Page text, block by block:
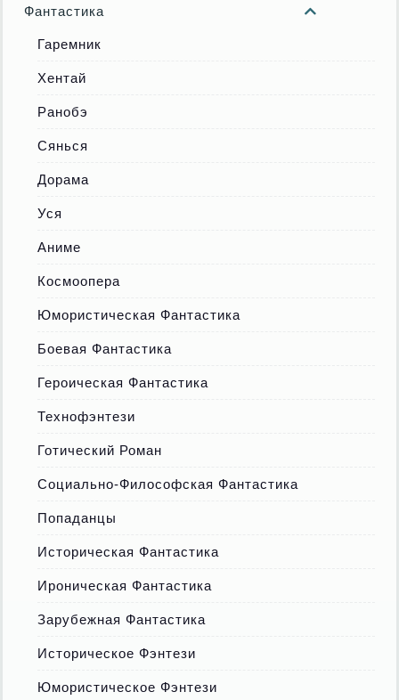
Фантастика
Гаремник
Хентай
Ранобэ
Сянься
Дорама
Уся
Аниме
Космоопера
Юмористическая Фантастика
Боевая Фантастика
Героическая Фантастика
Технофэнтези
Готический Роман
Социально-Философская Фантастика
Попаданцы
Историческая Фантастика
Ироническая Фантастика
Зарубежная Фантастика
Историческое Фэнтези
Юмористическое Фэнтези